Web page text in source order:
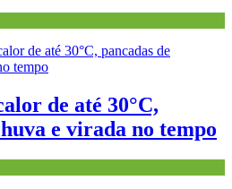
de até 30°C,
e virada no tempo